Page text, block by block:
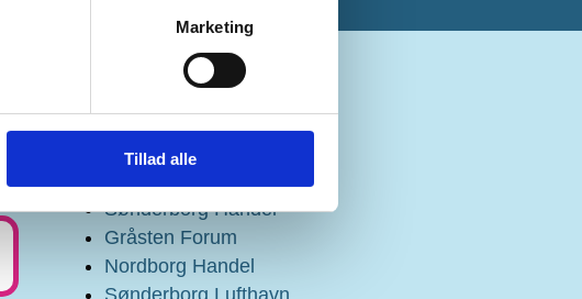
Marketing
Tillad alle
Links:
Sønderborg Vækstråd
Sønderborg Handel
Gråsten Forum
Nordborg Handel
Sønderborg Lufthavn